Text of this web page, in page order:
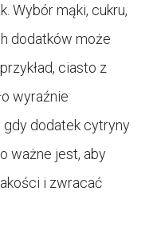
Wybór mąki, cukru,
dodatków może
ciasto z
wyraźnie
dodatek cytryny
ważne jest, aby
i zwracać